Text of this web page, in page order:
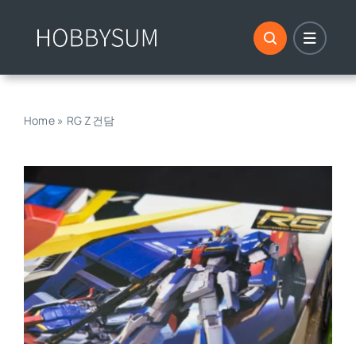
로
Home» RG Z건담